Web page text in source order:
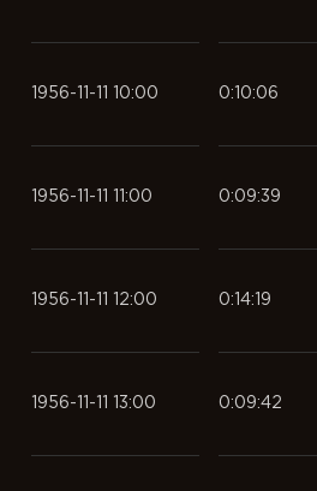
1956-11-11 10:00 0:10:06
1956-11-11 11:00 0:09:39
1956-11-11 12:00 0:14:19
1956-11-11 13:00 0:09:42